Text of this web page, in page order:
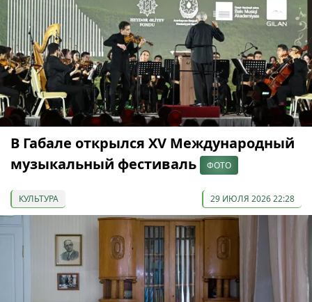
В Габале открылся XV Международный
музыкальный фестиваль
ФОТО
КУЛЬТУРА 29 ИЮЛЯ 2026 22:28